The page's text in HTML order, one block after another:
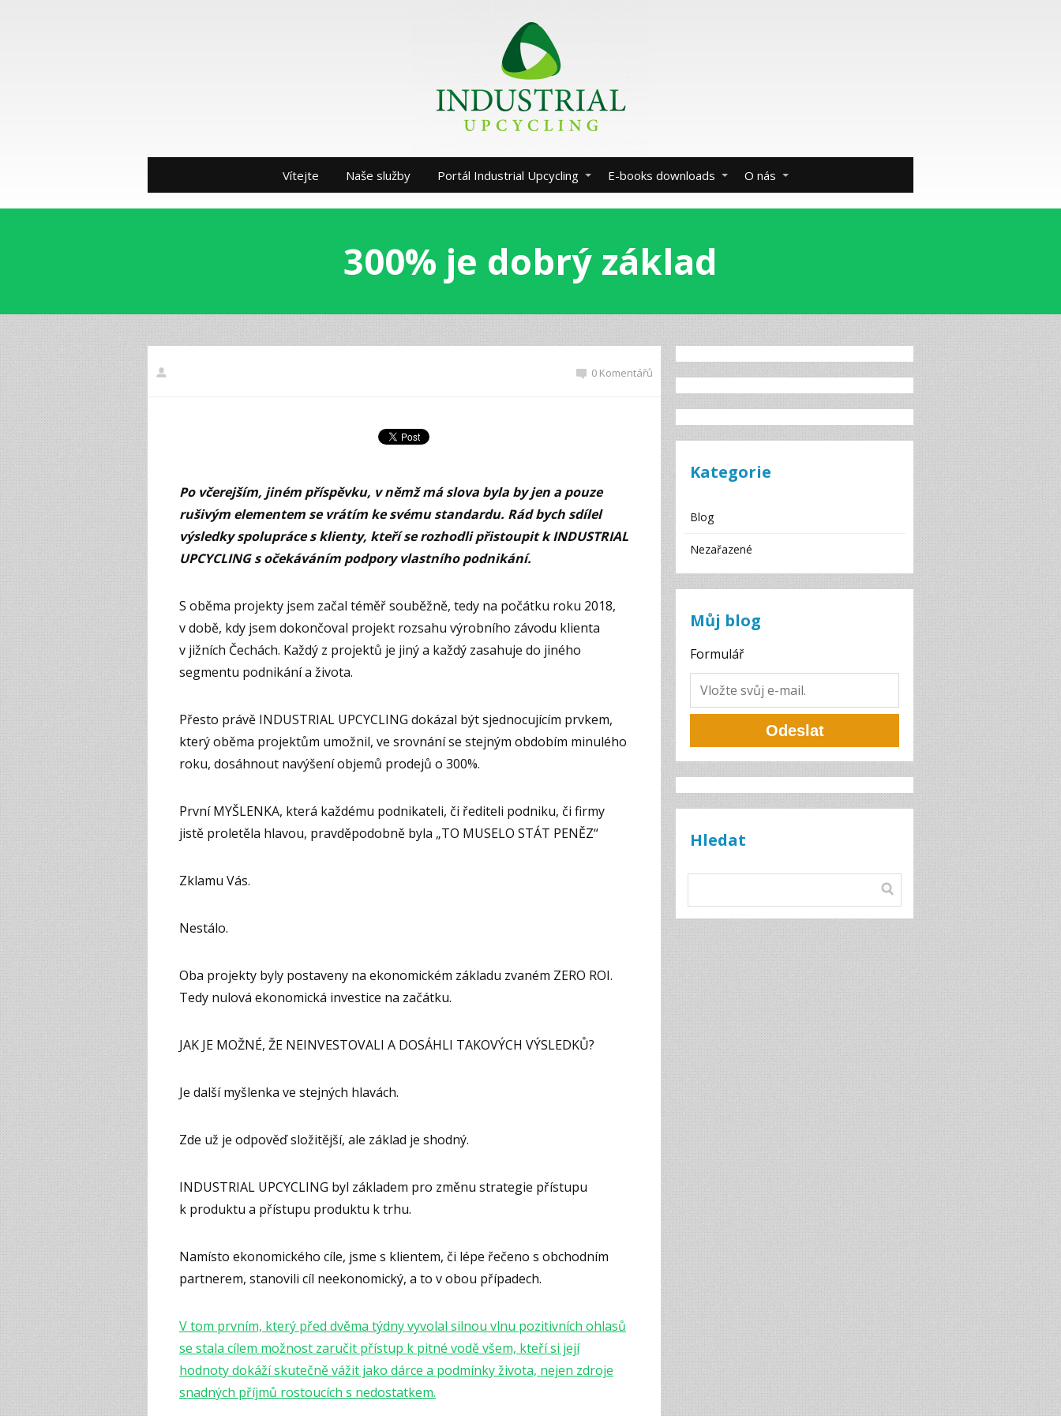
Vítejte Naše služby Portál Industrial Upcycling E-books downloads O nás
300% je dobrý základ
0 Komentářů
Po včerejším, jiném příspěvku, v němž má slova byla by jen a pouze
rušivým elementem se vrátím ke svému standardu. Rád bych sdílel
výsledky spolupráce s klienty, kteří se rozhodli přistoupit k INDUSTRIAL
UPCYCLING s očekáváním podpory vlastního podnikání.
S oběma projekty jsem začal téměř souběžně, tedy na počátku roku 2018,
v době, kdy jsem dokončoval projekt rozsahu výrobního závodu klienta
v jižních Čechách. Každý z projektů je jiný a každý zasahuje do jiného
segmentu podnikání a života.
Přesto právě INDUSTRIAL UPCYCLING dokázal být sjednocujícím prvkem,
který oběma projektům umožnil, ve srovnání se stejným obdobím minulého
roku, dosáhnout navýšení objemů prodejů o 300%.
První MYŠLENKA, která každému podnikateli, či řediteli podniku, či firmy
jistě proletěla hlavou, pravděpodobně byla „TO MUSELO STÁT PENĚZ“
Zklamu Vás.
Nestálo.
Oba projekty byly postaveny na ekonomickém základu zvaném ZERO ROI.
Tedy nulová ekonomická investice na začátku.
JAK JE MOŽNÉ, ŽE NEINVESTOVALI A DOSÁHLI TAKOVÝCH VÝSLEDKŮ?
Je další myšlenka ve stejných hlavách.
Zde už je odpověď složitější, ale základ je shodný.
INDUSTRIAL UPCYCLING byl základem pro změnu strategie přístupu
k produktu a přístupu produktu k trhu.
Namísto ekonomického cíle, jsme s klientem, či lépe řečeno s obchodním
partnerem, stanovili cíl neekonomický, a to v obou případech.
V tom prvním, který před dvěma týdny vyvolal silnou vlnu pozitivních ohlasů
se stala cílem možnost zaručit přístup k pitné vodě všem, kteří si její
hodnoty dokáží skutečně vážit jako dárce a podmínky života, nejen zdroje
snadných příjmů rostoucích s nedostatkem.
Kategorie
Blog
Nezařazené
Můj blog
Formulář
Odeslat
Hledat